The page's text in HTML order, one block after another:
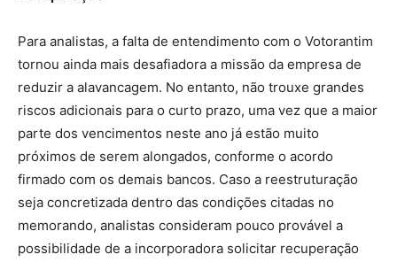
Para analistas, a falta de entendimento com o Votorantim
tornou ainda mais desafiadora a missão da empresa de
reduzir a alavancagem. No entanto, não trouxe grandes
riscos adicionais para o curto prazo, uma vez que a maior
parte dos vencimentos neste ano já estão muito
próximos de serem alongados, conforme o acordo
firmado com os demais bancos. Caso a reestruturação
seja concretizada dentro das condições citadas no
memorando, analistas consideram pouco provável a
possibilidade de a incorporadora solicitar recuperação